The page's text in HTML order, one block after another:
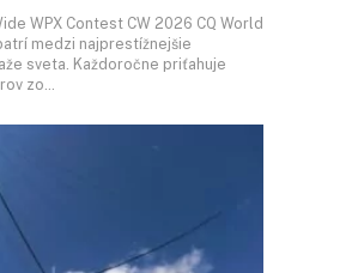
WPX Contest CW 2026 CQ World
medzi najprestížnejšie
sveta. Každoročne priťahuje
zo…